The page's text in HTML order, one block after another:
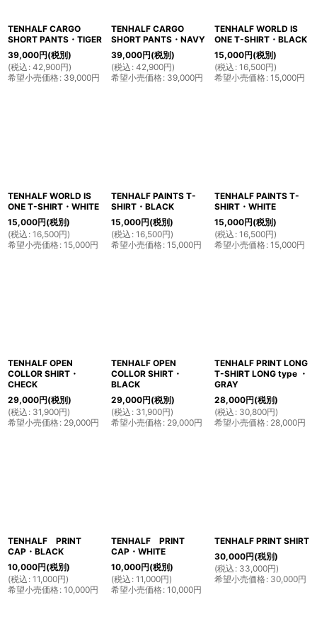
TENHALF CARGO
SHORT PANTS・TIGER
39,000円(税別)
(税込 : 42,900円)
希望小売価格: 39,000円
TENHALF CARGO
SHORT PANTS・NAVY
39,000円(税別)
(税込 : 42,900円)
希望小売価格: 39,000円
TENHALF WORLD IS
ONE T-SHIRT・BLACK
15,000円(税別)
(税込 : 16,500円)
希望小売価格: 15,000円
TENHALF WORLD IS
ONE T-SHIRT・WHITE
15,000円(税別)
(税込 : 16,500円)
希望小売価格: 15,000円
TENHALF PAINTS T-
SHIRT・BLACK
15,000円(税別)
(税込 : 16,500円)
希望小売価格: 15,000円
TENHALF PAINTS T-
SHIRT・WHITE
15,000円(税別)
(税込 : 16,500円)
希望小売価格: 15,000円
TENHALF OPEN
COLLOR SHIRT・
CHECK
29,000円(税別)
(税込 : 31,900円)
希望小売価格: 29,000円
TENHALF OPEN
COLLOR SHIRT・
BLACK
29,000円(税別)
(税込 : 31,900円)
希望小売価格: 29,000円
TENHALF PRINT LONG
T-SHIRT LONG type ・
GRAY
28,000円(税別)
(税込 : 30,800円)
希望小売価格: 28,000円
TENHALF PRINT
CAP・BLACK
10,000円(税別)
(税込 : 11,000円)
希望小売価格: 10,000円
TENHALF PRINT
CAP・WHITE
10,000円(税別)
(税込 : 11,000円)
希望小売価格: 10,000円
TENHALF PRINT SHIRT
30,000円(税別)
(税込 : 33,000円)
希望小売価格: 30,000円